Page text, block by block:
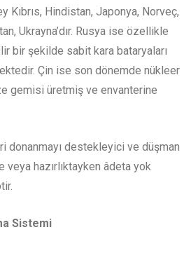
Kıbrıs, Hindistan, Japonya, Norveç,
Ukrayna’dır. Rusya ise özellikle
bir şekilde sabit kara bataryaları
Çin ise son dönemde nükleer
gemisi üretmiş ve envanterine
donanmayı destekleyici ve düşman
hazırlıktayken âdeta yok
Sistemi